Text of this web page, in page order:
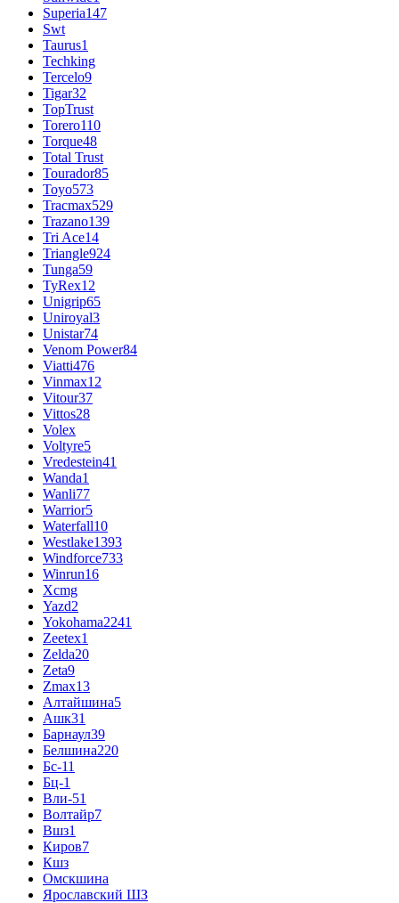
Superia147
Swt
Taurus1
Techking
Tercelo9
Tigar32
TopTrust
Torero110
Torque48
Total Trust
Tourador85
Toyo573
Tracmax529
Trazano139
Tri Ace14
Triangle924
Tunga59
TyRex12
Unigrip65
Uniroyal3
Unistar74
Venom Power84
Viatti476
Vinmax12
Vitour37
Vittos28
Volex
Voltyre5
Vredestein41
Wanda1
Wanli77
Warrior5
Waterfall10
Westlake1393
Windforce733
Winrun16
Xcmg
Yazd2
Yokohama2241
Zeetex1
Zelda20
Zeta9
Zmax13
Алтайшина5
Ашк31
Барнаул39
Белшина220
Бс-11
Бц-1
Вли-51
Волтайр7
Вшз1
Киров7
Кшз
Омскшина
Ярославский ШЗ